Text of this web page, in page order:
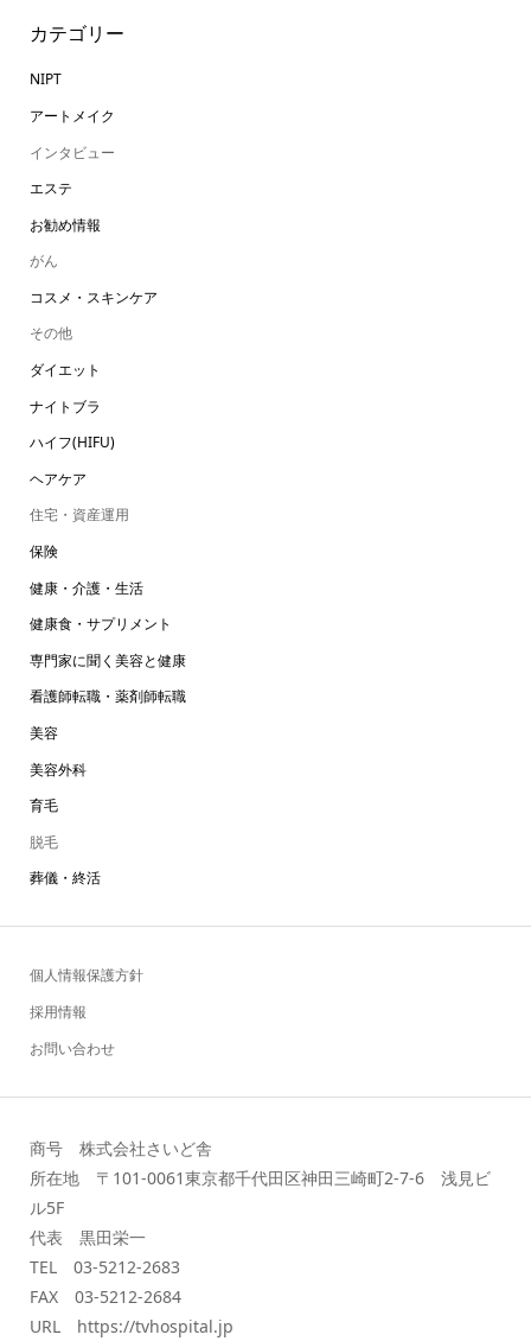
カテゴリー
NIPT
アートメイク
インタビュー
エステ
お勧め情報
がん
コスメ・スキンケア
その他
ダイエット
ナイトブラ
ハイフ(HIFU)
ヘアケア
住宅・資産運用
保険
健康・介護・生活
健康食・サプリメント
専門家に聞く美容と健康
看護師転職・薬剤師転職
美容
美容外科
育毛
脱毛
葬儀・終活
個人情報保護方針
採用情報
お問い合わせ
商号 株式会社さいど舎
所在地 〒101-0061東京都千代田区神田三崎町2-7-6 浅見ビ
ル5F
代表 黒田栄一
TEL 03-5212-2683
FAX 03-5212-2684
URL https://tvhospital.jp